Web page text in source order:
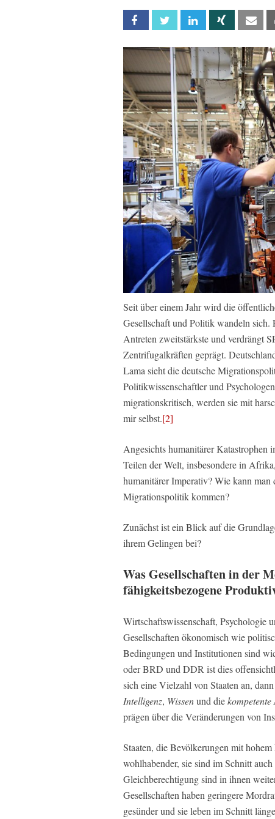
Facebook Twitter Linkedin Xing
Seit über einem Jahr wird die
Gesellschaft und Politik wandeln sich.
Antreten zweitstärkste und verdrängt
Zentrifugalkräften geprägt.
Lama sieht die deutsche
Politikwissenschaftler und
migrationskritisch, werden sie mit
mir selbst.[2]
Angesichts humanitärer Katastrophen
Teilen der Welt, insbesondere in
humanitärer Imperativ? Wie kann
Migrationspolitik kommen?
Zunächst ist ein Blick auf die
ihrem Gelingen bei?
Was Gesellschaften in der
fähigkeitsbezogene
Wirtschaftswissenschaft, Psychologie
Gesellschaften ökonomisch wie
Bedingungen und Institutionen sind
oder BRD und DDR ist dies
sich eine Vielzahl von Staaten an,
Intelligenz, Wissenund die
prägen über die Veränderungen von
Staaten, die Bevölkerungen mit
wohlhabender, sie sind im Schnitt
Gleichberechtigung sind in ihnen
Gesellschaften haben geringere
gesünder und sie leben im Schnitt